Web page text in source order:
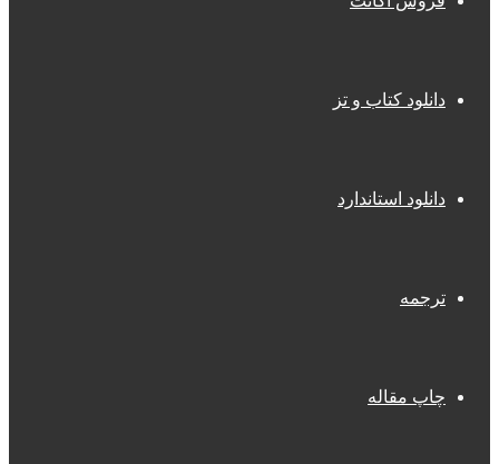
دانلود کتاب و تز
دانلود استاندارد
ترجمه
چاپ مقاله